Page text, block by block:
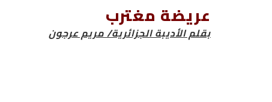
عريضة مغترب
بقلم الأديبة الجزائرية/ مريم عرجون